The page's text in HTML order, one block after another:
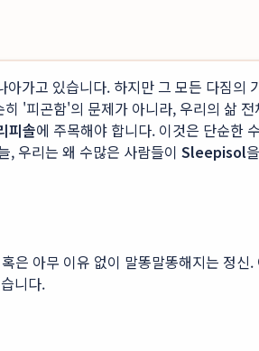
가고 있습니다. 하지만 그 모든 다짐
'피곤함'의 문제가 아니라, 우리의 삶
피솔에 주목해야 합니다. 이것은 단순한
, 우리는 왜 수많은 사람들이 Sleepisol
아무 이유 없이 말똥말똥해지는 정
니다.